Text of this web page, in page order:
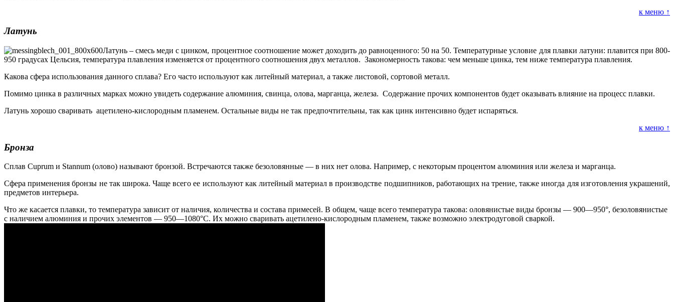
к меню ↑
Латунь
Латунь – смесь меди с цинком, процентное соотношение может доходить до равноценного: 50 на 50. Температурные условие для плавки латуни: плавится при 800-
950 градусах Цельсия, температура плавления изменяется от процентного соотношения двух металлов. Закономерность такова: чем меньше цинка, тем ниже температура плавления.
Какова сфера использования данного сплава? Его часто используют как литейный материал, а также листовой, сортовой металл.
Помимо цинка в различных марках можно увидеть содержание алюминия, свинца, олова, марганца, железа. Содержание прочих компонентов будет оказывать влияние на процесс плавки.
Латунь хорошо сваривать ацетилено-кислородным пламенем. Остальные виды не так предпочтительны, так как цинк интенсивно будет испаряться.
к меню ↑
Бронза
Сплав Cuprum и Stannum (олово) называют бронзой. Встречаются также безоловянные — в них нет олова. Например, с некоторым процентом алюминия или железа и марганца.
Сфера применения бронзы не так широка. Чаще всего ее используют как литейный материал в производстве подшипников, работающих на трение, также иногда для изготовления украшений,
предметов интерьера.
Что же касается плавки, то температура зависит от наличия, количества и состава примесей. В общем, чаще всего температура такова: оловянистые виды бронзы — 900—950°, безоловянистые
с наличием алюминия и прочих элементов — 950—1080°С. Их можно сваривать ацетилено-кислородным пламенем, также возможно электродуговой сваркой.